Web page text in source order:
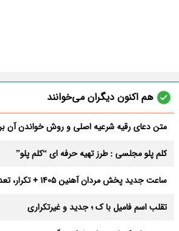
هم اکنون دیگران می‌خوانند
متن دعای رقیه شرعیه اصلی و روش خواندن آن
کلم پلو مجلسی : طرز تهیه حرفه ای “کلم پلو”
ساعت جدید پخش مردان آهنین 1405 + تکرار، تعداد قسمت و داوران
تقلب اسم فامیل با ک ؛ جدید و غیرتکراری